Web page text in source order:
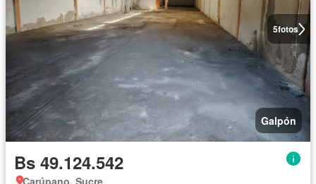
5fotos
Galpón
Bs 49.124.542